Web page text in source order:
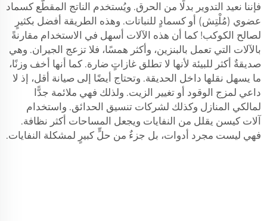
فإننا نعيد التدوير بدلًا من الحرق. ويُستخدم الناتج المقطَّع كسماد
عضوي (مُلْتِش) أو كسمادٍ للنباتات. وهذه الطريقة أفضل بكثيرٍ
لصالح الكوكب! كما أن هذه الآلات أسهل في الاستخدام مقارنةً
بالآلات التي تعمل بالبنزين، وأكثر همسًا، فلا تزعج الجيران. وهي
صديقةٌ أكثر للبيئة لأنها لا تطلق غازاتٍ ضارة. كما أنها أخف وزنًا،
ما يسهل نقلها داخل الحديقة. وتحتاج أيضًا إلى صيانة أقل، إذ لا
داعي لمزج الوقود أو تغيير الزيت. ولذلك فهي ملائمة جدًّا
لمالكي المنازل وكذلك لشركات تنسيق الحدائق. واستخدام
آلات كيسن يقلل من النفايات ويجعل المساحات أكثر نظافة.
فهي ليست مجرد أدوات، بل جزءٌ من حلٍّ كبيرٍ لمشكلة النفايات.